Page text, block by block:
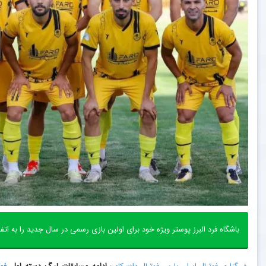
باشگاه فرد البرز پوستر ویژه خود برای اولین بازی رسمی در سال جدید را به